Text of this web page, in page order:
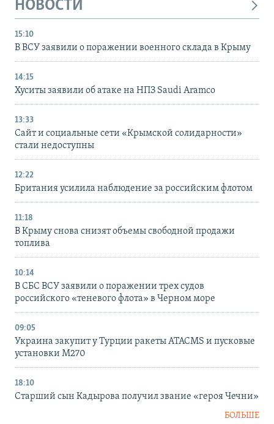
НОВОСТИ
15:10
В ВСУ заявили о поражении военного склада в Крыму
14:15
Хуситы заявили об атаке на НПЗ Saudi Aramco
13:33
Сайт и социальные сети «Крымской солидарности»
стали недоступны
12:22
Британия усилила наблюдение за российским флотом
11:18
В Крыму снова снизят объемы свободной продажи
топлива
10:14
В СБС ВСУ заявили о поражении трех судов
российского «теневого флота» в Черном море
09:05
Украина закупит у Турции ракеты ATACMS и пусковые
установки M270
18:10
Старший сын Кадырова получил звание «героя Чечни»
БОЛЬШЕ